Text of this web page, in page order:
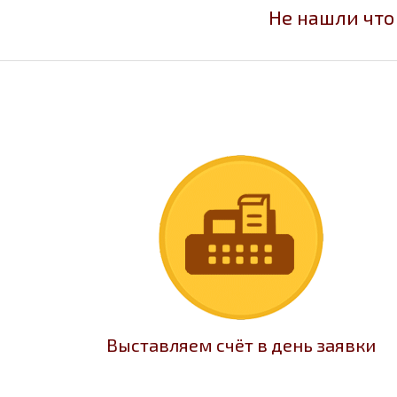
Не нашли
Выставляем счёт в день заявки